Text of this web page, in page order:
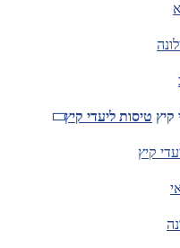
קיץ טיסות ליעדי קיץ
קיץ